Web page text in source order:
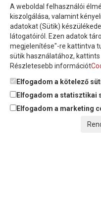
Íratkozzon fel hírlevelünkre!
Feliratkozom a
tájékoztatót elolvastam,
© Copyright Triász-
A weboldal felhasználói
kiszolgálása, valamint
adatokat (Sütik)
látogatóiról. Ezen adatok
megjelenítése"-re kattintva
sütik használatához, kattints
Részletesebb információt
Elfogadom a kötelező
Elfogadom a statisztikai
Elfogadom a marketing